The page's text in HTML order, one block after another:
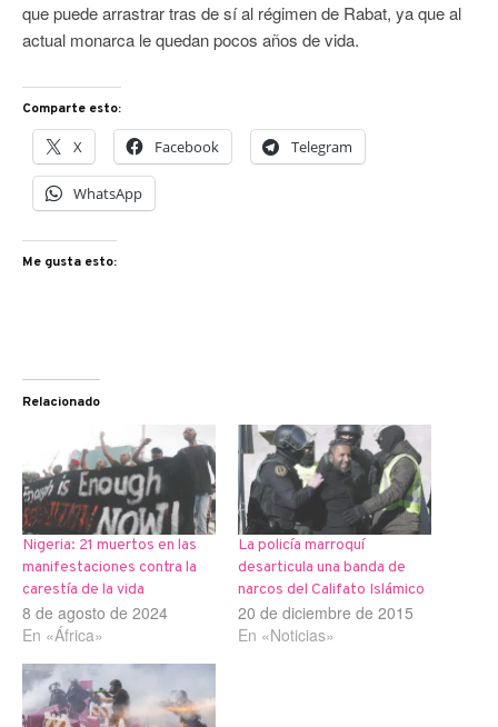
que puede arrastrar tras de sí al régimen de Rabat, ya que al
actual monarca le quedan pocos años de vida.
Comparte esto:
X Facebook Telegram
WhatsApp
Me gusta esto:
Relacionado
Nigeria: 21 muertos en las
manifestaciones contra la
carestía de la vida
8 de agosto de 2024
En «África»
La policía marroquí
desarticula una banda de
narcos del Califato Islámico
20 de diciembre de 2015
En «Noticias»